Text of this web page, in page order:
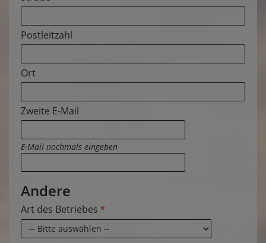
Postleitzahl
Ort
Zweite E-Mail
E-Mail nochmals eingeben
Andere
Art des Betriebes *